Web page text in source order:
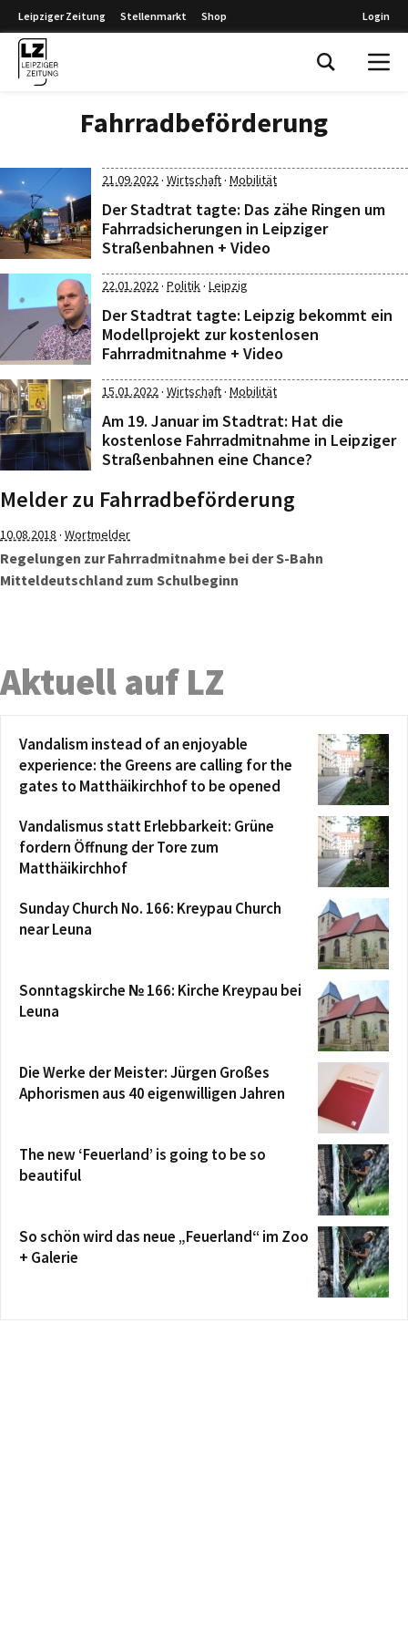
Leipziger Zeitung Stellenmarkt Shop Login
Fahrradbeförderung
21.09.2022· Wirtschaft· Mobilität
Der Stadtrat tagte: Das zähe Ringen um
Fahrradsicherungen in Leipziger
Straßenbahnen + Video
22.01.2022· Politik· Leipzig
Der Stadtrat tagte: Leipzig bekommt ein
Modellprojekt zur kostenlosen
Fahrradmitnahme + Video
15.01.2022· Wirtschaft· Mobilität
Am 19. Januar im Stadtrat: Hat die
kostenlose Fahrradmitnahme in Leipziger
Straßenbahnen eine Chance?
Melder zu Fahrradbeförderung
10.08.2018 · Wortmelder
Regelungen zur Fahrradmitnahme bei der S-Bahn
Mitteldeutschland zum Schulbeginn
Aktuell auf LZ
Vandalism instead of an enjoyable
experience: the Greens are calling for the
gates to Matthäikirchhof to be opened
Vandalismus statt Erlebbarkeit: Grüne
fordern Öffnung der Tore zum
Matthäikirchhof
Sunday Church No. 166: Kreypau Church
near Leuna
Sonntagskirche № 166: Kirche Kreypau bei
Leuna
Die Werke der Meister: Jürgen Großes
Aphorismen aus 40 eigenwilligen Jahren
The new ‘Feuerland’ is going to be so
beautiful
So schön wird das neue „Feuerland“ im Zoo
+ Galerie